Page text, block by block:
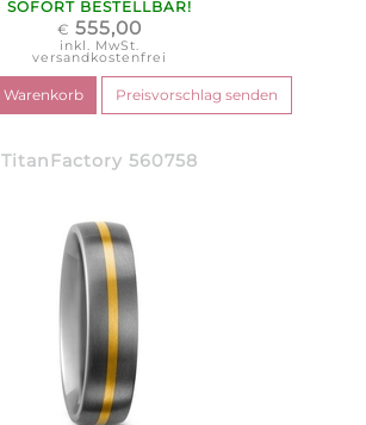
SOFORT BESTELLBAR!
€ 555,00
inkl. MwSt.
versandkostenfrei
TitanFactory 560758